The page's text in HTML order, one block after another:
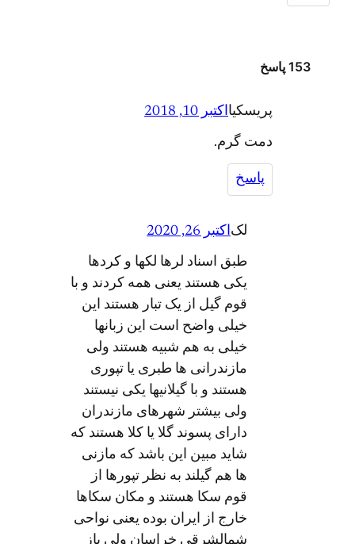
153 پاسخ
پریسکیااکتبر 10, 2018
دمت گرم.
پاسخ
لکاکتبر 26, 2020
طبق اسناد لرها لکها و کردها
یکی هستند یعنی همه کردند و با
قوم گیل از یک تبار هستند این
خیلی واضح است این زبانها
خیلی به هم شبیه هستند ولی
مازندرانی ها طبری یا تپوری
هستند و با گیلانیها یکی نیستند
ولی بیشتر شهرهای مازندران
دارای پسوند گلا یا کلا هستند که
شاید مبین این باشد که مازنی
ها هم گیلند به نظر تپورها از
قوم سکا هستند و مکان سکاها
خارج از ایران بوده یعنی نواحی
شمالشرقی خراسان ولی باز